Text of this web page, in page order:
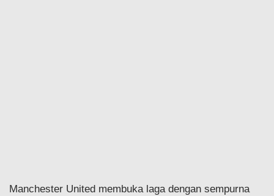
Manchester United membuka laga dengan sempurna